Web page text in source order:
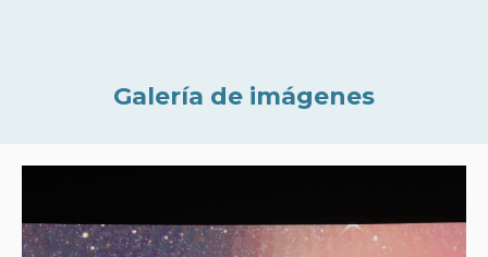
Galería de imágenes